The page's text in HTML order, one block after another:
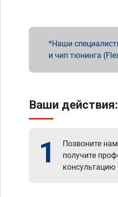
Наши
и чип тюнинга
Ваши действия:
1 Позвоните нам
получите
консультацию